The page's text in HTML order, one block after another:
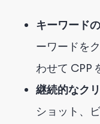
キーワード
ーワードを
わせて CPP
継続的なク
ショット、